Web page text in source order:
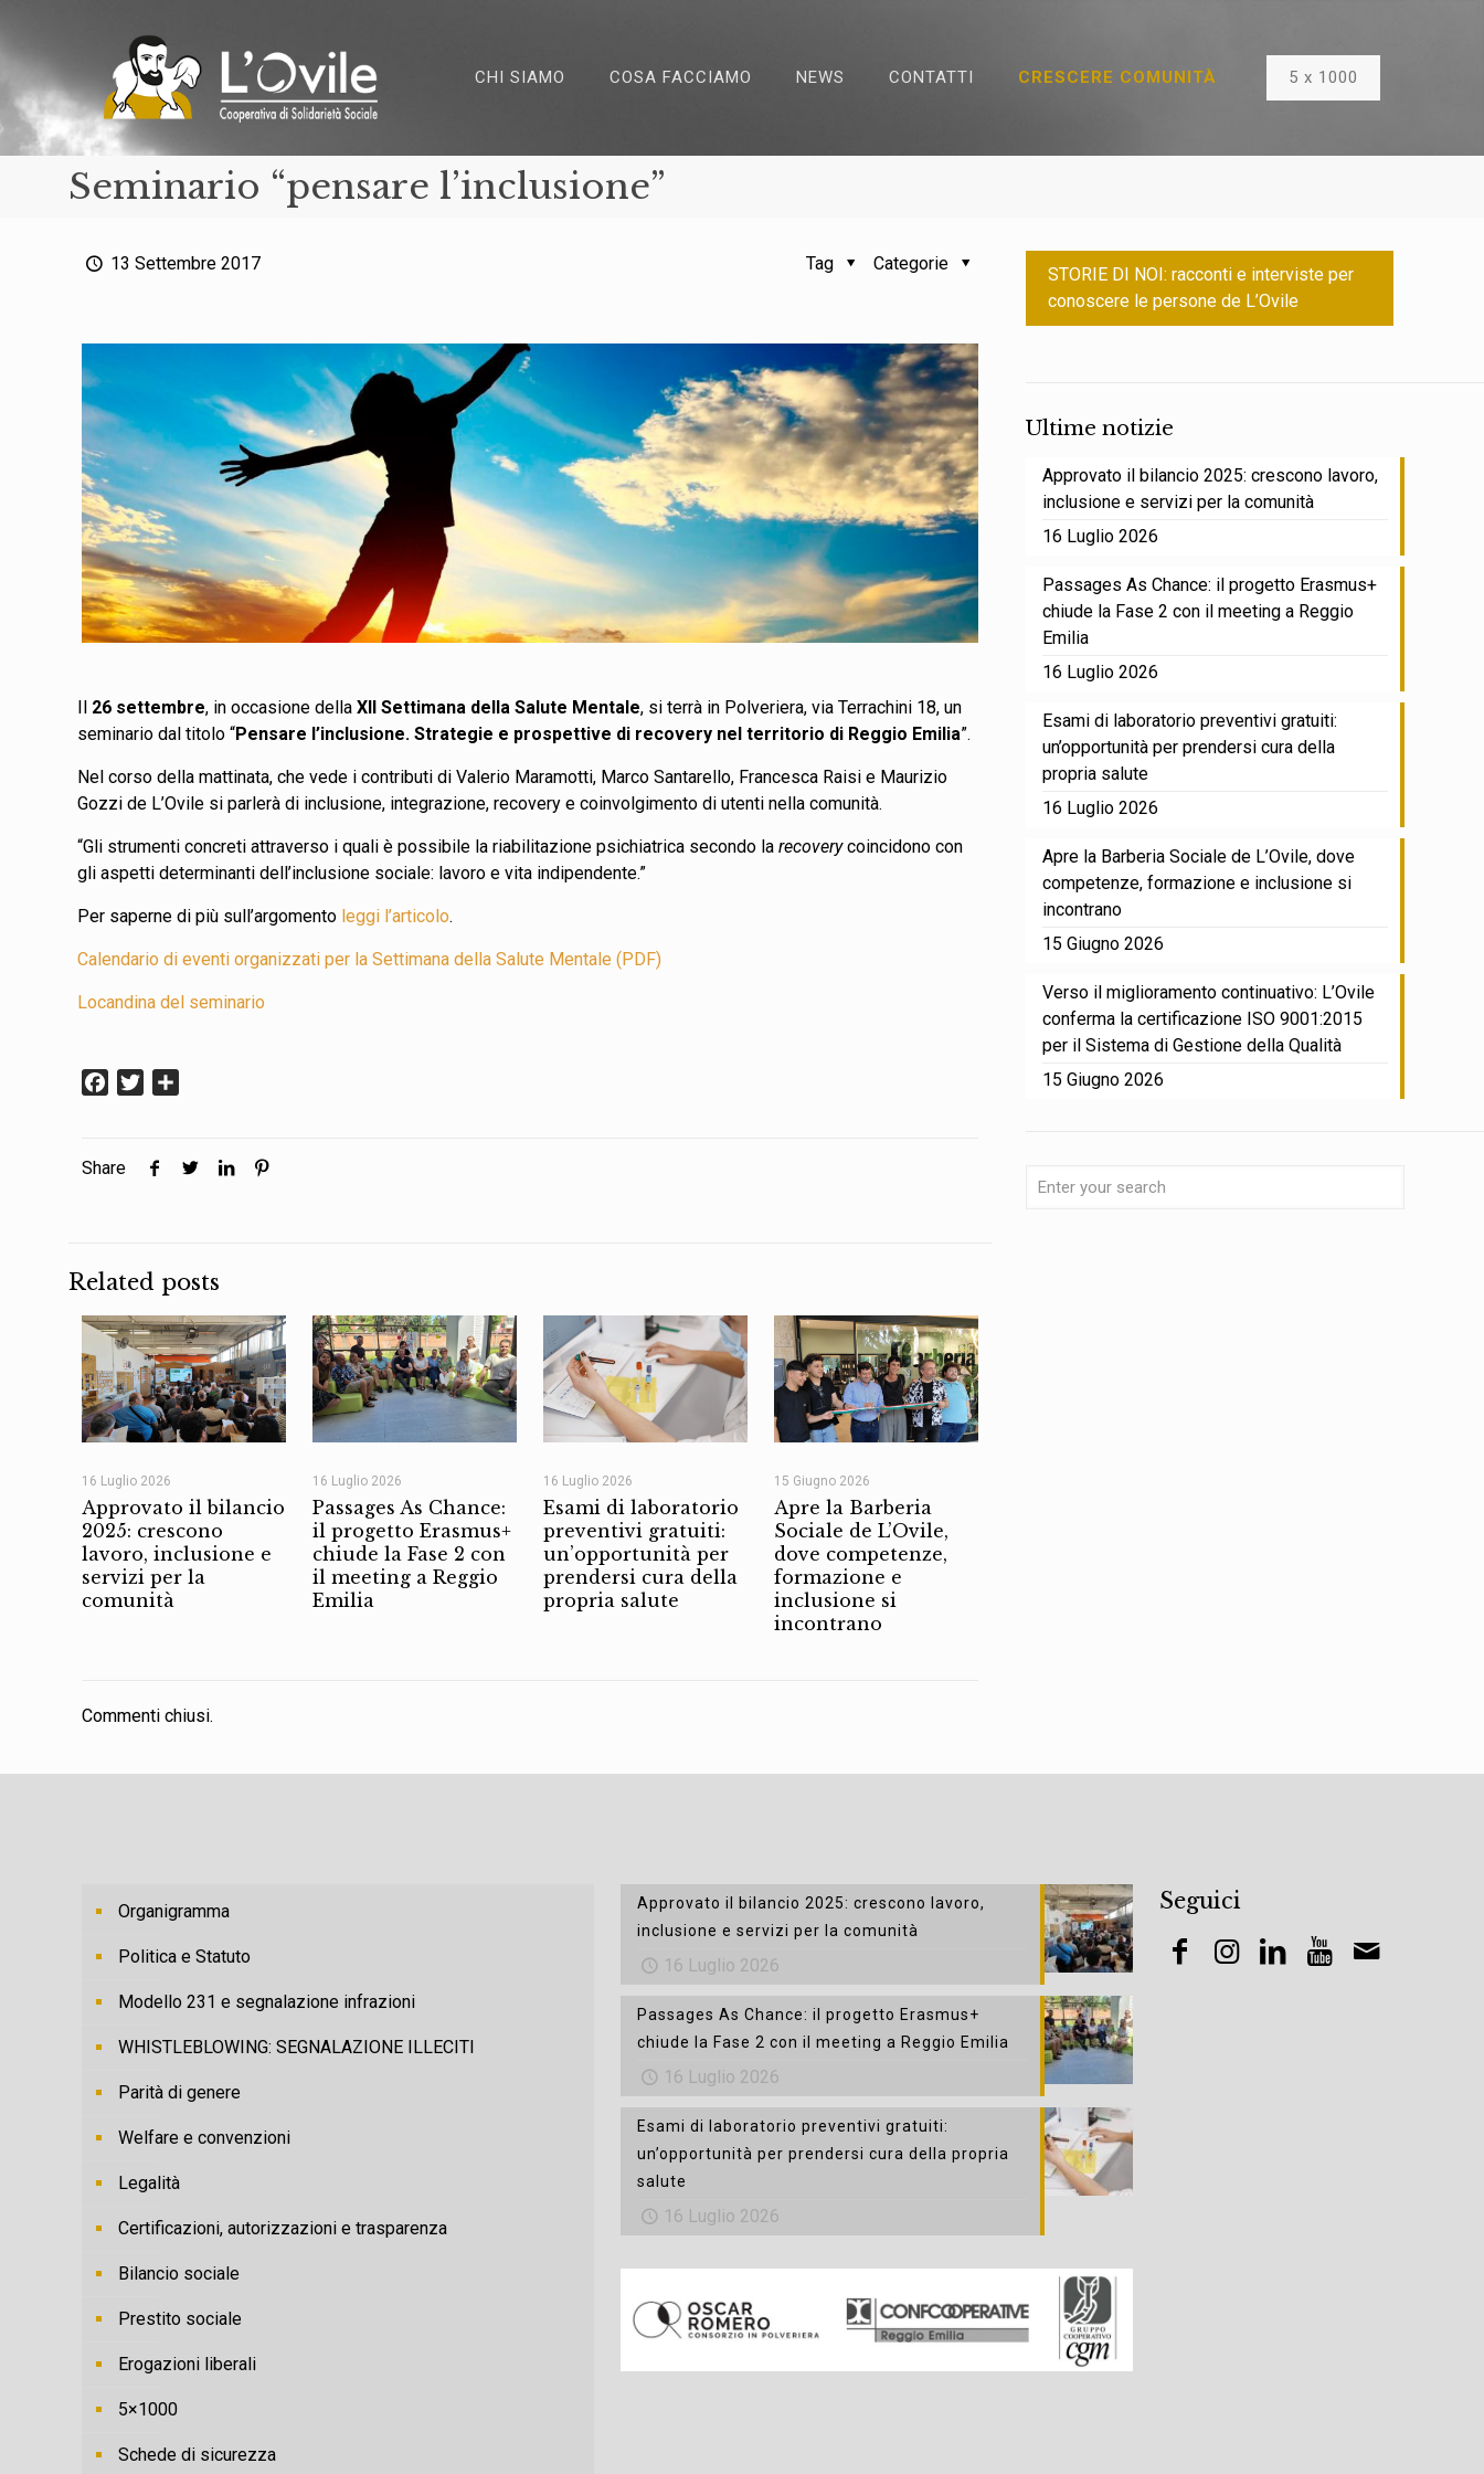
CHI SIAMO COSA FACCIAMO NEWS CONTATTI CRESCERE COMUNITÀ 5 x 1000
Seminario “pensare l’inclusione”
13 Settembre 2017 Categorie
Tag
Il 26 settembre, in occasione dellaXII Settimana della Salute Mentale, si terrà in Polveriera, via Terrachini 18, un
seminario dal titolo “Pensare l’inclusione. Strategie e prospettive di recovery nel territorio di Reggio Emilia”.
Nel corso della mattinata, che vede i contributi di Valerio Maramotti, Marco Santarello, Francesca Raisi e Maurizio
Gozzi de L’Ovile si parlerà di inclusione, integrazione, recovery e coinvolgimento di utenti nella comunità.
“Gli strumenti concreti attraverso i quali è possibile la riabilitazione psichiatrica secondo larecoverycoincidono con
gli aspetti determinanti dell’inclusione sociale: lavoro e vita indipendente.”
Per saperne di più sull’argomento leggi l’articolo.
Calendario di eventi organizzati per la Settimana della Salute Mentale (PDF)
Locandina del seminario
Facebook
Twitter
Share
Related posts
16 Luglio 2026
Approvato il bilancio
2025: crescono
lavoro, inclusione e
servizi per la
comunità
16 Luglio 2026
Passages As Chance:
il progetto Erasmus+
chiude la Fase 2 con
il meeting a Reggio
Emilia
16 Luglio 2026
Esami di laboratorio
preventivi gratuiti:
un’opportunità per
prendersi cura della
propria salute
15 Giugno 2026
Apre la Barberia
Sociale de L’Ovile,
dove competenze,
formazione e
inclusione si
incontrano
Commenti chiusi.
STORIE DI NOI: racconti e interviste per
conoscere le persone de L’Ovile
Ultime notizie
Approvato il bilancio 2025: crescono lavoro,
inclusione e servizi per la comunità
16 Luglio 2026
Passages As Chance: il progetto Erasmus+
chiude la Fase 2 con il meeting a Reggio
Emilia
16 Luglio 2026
Esami di laboratorio preventivi gratuiti:
un’opportunità per prendersi cura della
propria salute
16 Luglio 2026
Apre la Barberia Sociale de L’Ovile, dove
competenze, formazione e inclusione si
incontrano
15 Giugno 2026
Verso il miglioramento continuativo: L’Ovile
conferma la certificazione ISO 9001:2015
per il Sistema di Gestione della Qualità
15 Giugno 2026
Organigramma
Politica e Statuto
Modello 231 e segnalazione infrazioni
WHISTLEBLOWING: SEGNALAZIONE ILLECITI
Parità di genere
Welfare e convenzioni
Legalità
Certificazioni, autorizzazioni e trasparenza
Bilancio sociale
Prestito sociale
Erogazioni liberali
5×1000
Schede di sicurezza
Approvato il bilancio 2025: crescono lavoro,
inclusione e servizi per la comunità
16 Luglio 2026
Passages As Chance: il progetto Erasmus+
chiude la Fase 2 con il meeting a Reggio Emilia
16 Luglio 2026
Esami di laboratorio preventivi gratuiti:
un’opportunità per prendersi cura della propria
salute
16 Luglio 2026
Seguici